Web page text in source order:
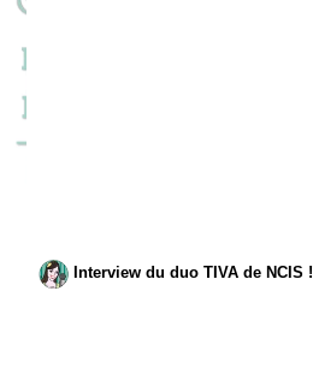
Interview du duo TIVA de NCIS !